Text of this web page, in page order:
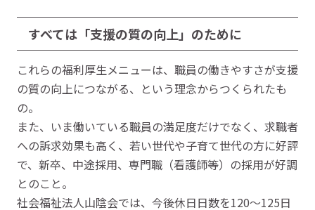
すべては「支援の質の向上」のために
これらの福利厚生メニューは、職員の働きやすさが支援
の質の向上につながる、という理念からつくられたも
の。
また、いま働いている職員の満足度だけでなく、求職者
への訴求効果も高く、若い世代や子育て世代の方に好評
で、新卒、中途採用、専門職（看護師等）の採用が好調
とのこと。
社会福祉法人山陰会では、今後休日日数を120～125日